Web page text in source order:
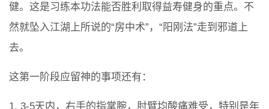
健。这是习练本功法能否胜利取得益寿健身的重点。不
然就坠入江湖上所说的“房中术”，“阳刚法”走到邪道上
去。
这第一阶段应留神的事项还有：
1. 3-5天内，右手的指掌腕，肘臂均酸痛难受，特别是年